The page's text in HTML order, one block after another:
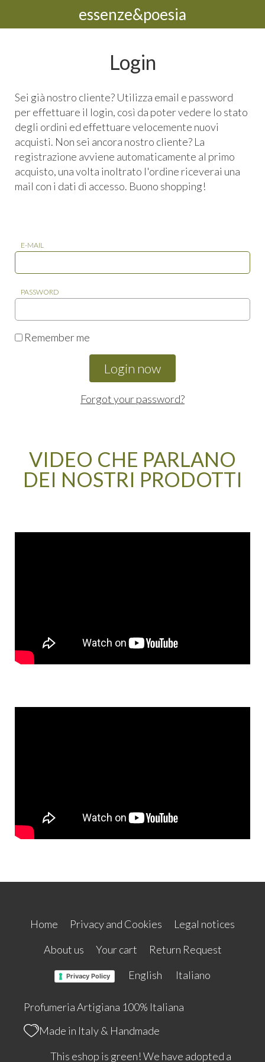
essenze&poesia
Login
Sei già nostro cliente? Utilizza email e password
per effettuare il login, così da poter vedere lo stato
degli ordini ed effettuare velocemente nuovi
acquisti. Non sei ancora nostro cliente? La
registrazione avviene automaticamente al primo
acquisto, una volta inoltrato l'ordine riceverai una
mail con i dati di accesso. Buono shopping!
E-MAIL
PASSWORD
Remember me
Forgot your password?
VIDEO CHE PARLANO
DEI NOSTRI PRODOTTI
Home Privacy and Cookies
Legal notices
About us
Your cart Return Request
Privacy Policy English Italiano
Profumeria Artigiana 100% Italiana
Made in Italy & Handmade
This eshop is green! We have adopted a